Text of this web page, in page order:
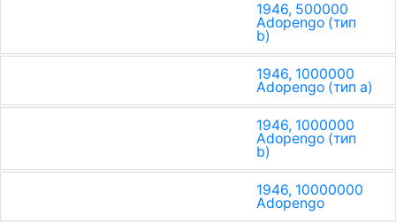
1946, 500000
Adopengo (тип
b)
1946, 1000000
Adopengo (тип a)
1946, 1000000
Adopengo (тип
b)
1946, 10000000
Adopengo